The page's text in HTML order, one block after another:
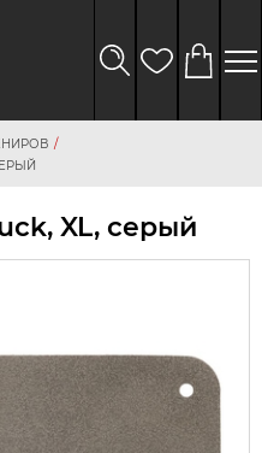
XL, серый
персональных